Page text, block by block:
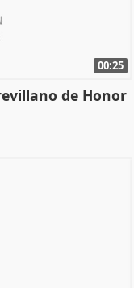
00:25
de Honor